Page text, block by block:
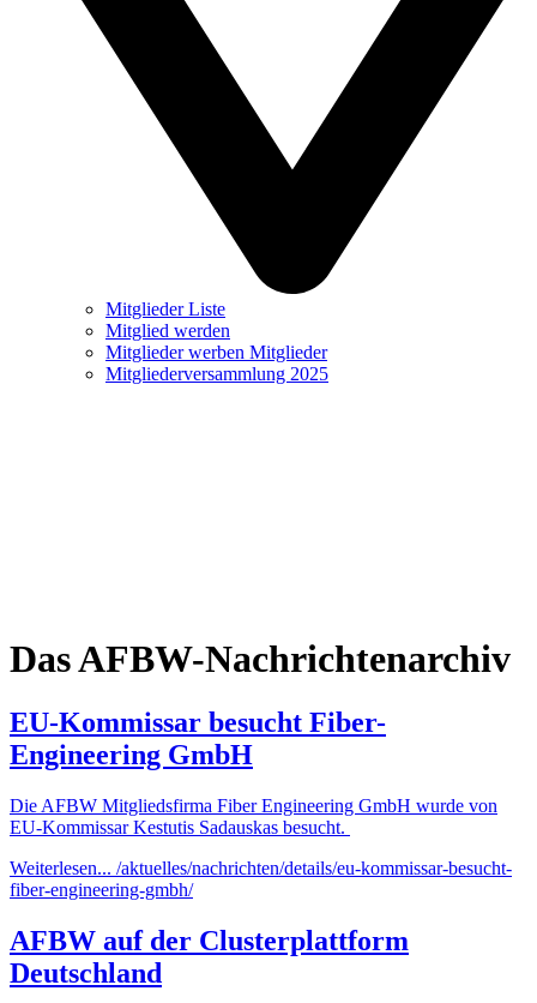
Mitglieder Liste
Mitglied werden
Mitglieder werben Mitglieder
Mitgliederversammlung 2025
Das AFBW-Nachrichtenarchiv
EU-Kommissar besucht Fiber-
Engineering GmbH
Die AFBW Mitgliedsfirma Fiber Engineering GmbH wurde von
EU-Kommissar Kestutis Sadauskas besucht.
Weiterlesen... /aktuelles/nachrichten/details/eu-kommissar-besucht-
fiber-engineering-gmbh/
AFBW auf der Clusterplattform
Deutschland